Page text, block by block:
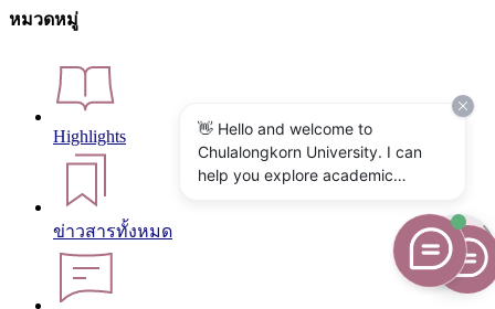
หมวดหมู่
Highlights
ข่าวสารทั้งหมด
👋 Hello and welcome to
Chulalongkorn University. I can
help you explore academic